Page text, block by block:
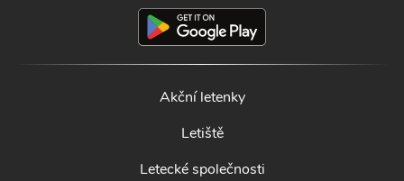
Akční letenky
Letiště
Letecké společnosti